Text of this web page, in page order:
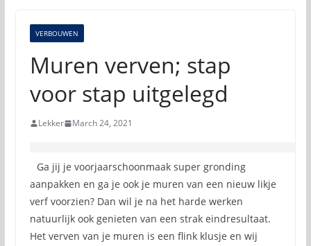
VERBOUWEN
Muren verven; stap
voor stap uitgelegd
Lekker March 24, 2021
Ga jij je voorjaarschoonmaak super gronding
aanpakken en ga je ook je muren van een nieuw likje
verf voorzien? Dan wil je na het harde werken
natuurlijk ook genieten van een strak eindresultaat.
Het verven van je muren is een flink klusje en wij